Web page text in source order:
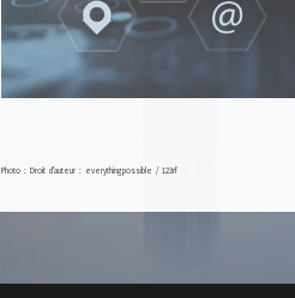
Photo : Droit d'auteur : everythingpossible / 123rf